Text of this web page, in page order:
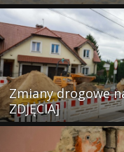
Zmiany drogowe
ZDJĘCIA]